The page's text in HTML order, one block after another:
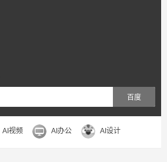
百度
AI视频 AI办公 AI设计